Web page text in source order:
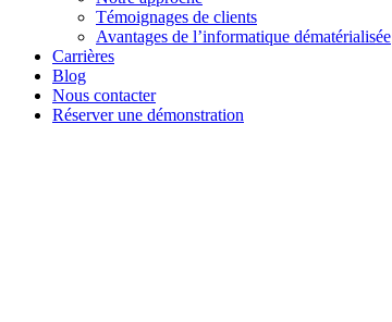
Témoignages de clients
Avantages de l’informatique dématérialisée
Carrières
Blog
Nous contacter
Réserver une démonstration